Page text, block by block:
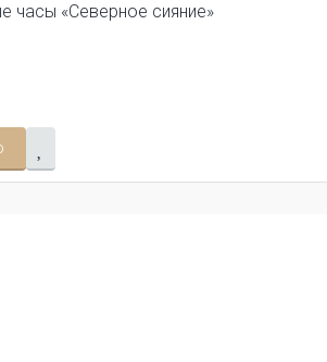
часы «Северное сияние»